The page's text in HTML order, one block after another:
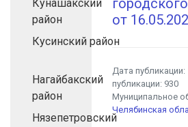
Кунашакский
район
Кусинский район
Нагайбакский
район
Нязепетровский
от
Дата публикации:
публикации: 930
Муниципальное
Челябинская